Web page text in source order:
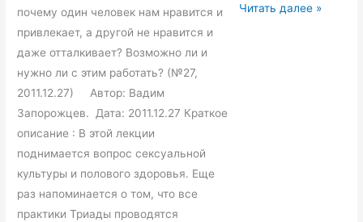
почему один человек нам нравится и
привлекает, а другой не нравится и
даже отталкивает? Возможно ли и
нужно ли с этим работать? (№27,
2011.12.27) Автор: Вадим
Запорожцев. Дата: 2011.12.27 Краткое
описание : В этой лекции
поднимается вопрос сексуальной
культуры и полового здоровья. Еще
раз напоминается о том, что все
практики Триады проводятся
2011.12.27.
Читать далее »